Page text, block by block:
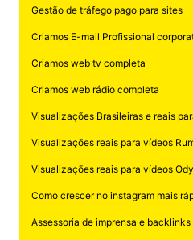
Gestão de tráfego pago para sites
Criamos E-mail Profissional
Criamos web tv completa
Criamos web rádio completa
Visualizações Brasileiras e reais
Visualizações reais para vídeos
Visualizações reais para vídeos
Como crescer no instagram mais
Assessoria de imprensa e backlinks